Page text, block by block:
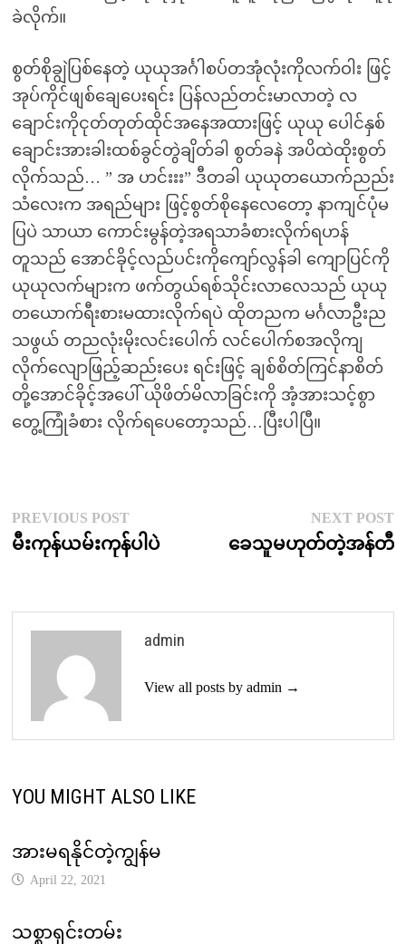
ခဲလိုက်။
စွတ်စိုချွဲပြစ်နေတဲ့ ယုယုအင်္ဂါစပ်တအုံလုံးကိုလက်ဝါး ဖြင့်
အုပ်ကိုင်ဖျစ်ချေပေးရင်း ပြန်လည်တင်းမာလာတဲ့ လ
ချောင်းကိုငုတ်တုတ်ထိုင်အနေအထားဖြင့် ယုယု ပေါင်နှစ်
ချောင်းအားခါးထစ်ခွင်တွဲချိတ်ခါ စွတ်ခနဲ အပိထဲထိုးစွတ်
လိုက်သည်… ” အ ဟင်းးး” ဒီတခါ ယုယုတယောက်ညည်း
သံလေးက အရည်များ ဖြင့်စွတ်စိုနေလေတော့ နာကျင်ပုံမ
ပြပဲ သာယာ ကောင်းမွန်တဲ့အရသာခံစားလိုက်ရဟန်
တူသည် အောင်ခိုင့်လည်ပင်းကိုကျော်လွန်ခါ ကျောပြင်ကို
ယုယုလက်များက ဖက်တွယ်ရစ်သိုင်းလာလေသည် ယုယု
တယောက်ရီးစားမထားလိုက်ရပဲ ထိုတညက မင်္ဂလာဦးည
သဖွယ် တညလုံးမိုးလင်းပေါက် လင်ပေါက်စအလိုကျ
လိုက်လျောဖြည့်ဆည်းပေး ရင်းဖြင့် ချစ်စိတ်ကြင်နာစိတ်
တို့အောင်ခိုင့်အပေါ် ယိုဖိတ်မိလာခြင်းကို အံ့အားသင့်စွာ
တွေ့ကြုံခံစား လိုက်ရပေတော့သည်…ပြီးပါပြီ။
Post
navigation
PREVIOUS POSTPrevious
post:
မီးကုန်ယမ်းကုန်ပါပဲ
NEXT POST
ခေသူမဟုတ်တဲ့အန်တီ
admin
View all posts by admin →
YOU MIGHT ALSO LIKE
အားမရနိုင်တဲ့ကျွန်မ
April 22, 2021
သစ္စာရှင်းတမ်း